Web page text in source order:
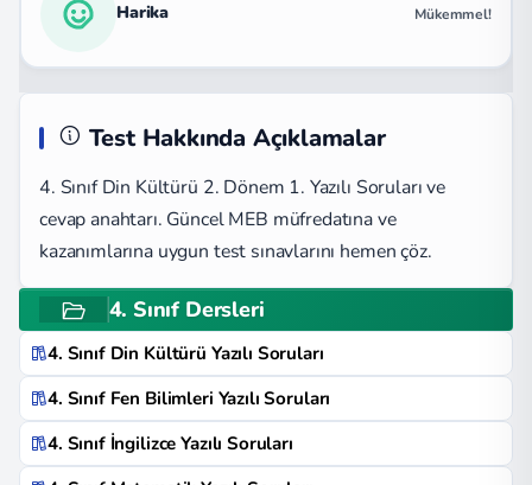
Harika Mükemmel!
Test Hakkında Açıklamalar
4. Sınıf Din Kültürü 2. Dönem 1. Yazılı Soruları ve
cevap anahtarı. Güncel MEB müfredatına ve
kazanımlarına uygun test sınavlarını hemen çöz.
4. Sınıf Dersleri
4. Sınıf Din Kültürü Yazılı Soruları
4. Sınıf Fen Bilimleri Yazılı Soruları
4. Sınıf İngilizce Yazılı Soruları